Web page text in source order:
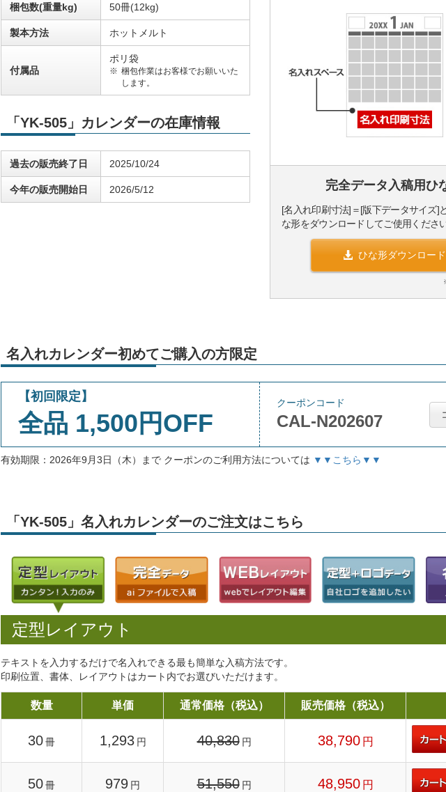
梱包数(重量kg) 50冊(12kg)
製本方法 ホットメルト
付属品
ポリ袋
梱包作業はお客様でお願いいた
します。
「YK-505」カレンダーの在庫情報
過去の販売終了日 2025/10/24
今年の販売開始日 2026/5/12 完全データ入稿用ひ
[名入れ印刷寸法]＝[版下データサイズ]
な形をダウンロードしてご使用ください
ひな形ダウンロード
名入れカレンダー初めてご購入の方限定
【初回限定】
全品 1,500円OFF
クーポンコード
CAL-N202607
有効期限：2026年9月3日（木）まで クーポンのご利用方法については ▼▼こちら▼▼
「YK-505」名入れカレンダーのご注文はこちら
定型レイアウト
テキストを入力するだけで名入れできる最も簡単な入稿方法です。
印刷位置、書体、レイアウトはカート内でお選びいただけます。
数量 単価 通常価格（税込） 販売価格（税込）
30冊 1,293 円 40,830 円 38,790 円
50冊 979 円 51,550 円 48,950 円